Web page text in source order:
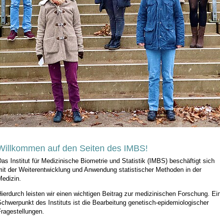
auf den Seiten des IMBS!
Institut für Medizinische Biometrie und Statistik (IMBS) beschäftigt sich
der Weiterentwicklung und Anwendung statistischer Methoden in der
leisten wir einen wichtigen Beitrag zur medizinischen Forschung.
des Instituts ist die Bearbeitung genetisch-epidemiologischer